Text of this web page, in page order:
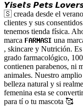
𝙔𝙞𝙨𝙚𝙡'𝙨 𝙋𝙚𝙩𝙨
🇸 creada desde el
clientes y sus
tenemos tienda física.
marca 𝐅𝐀𝐑𝐌𝐀𝐒𝐈 una
, skincare y Nutrición.
grado farmacológico,
contienen parabenos, ni
animales. Nuestro
belleza natural y si
femenina esta se
para tí o tu mascota 🥰